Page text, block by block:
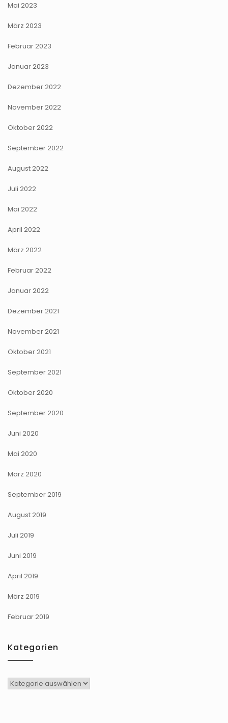
Mai 2023
März 2023
Februar 2023
Januar 2023
Dezember 2022
November 2022
Oktober 2022
September 2022
August 2022
Juli 2022
Mai 2022
April 2022
März 2022
Februar 2022
Januar 2022
Dezember 2021
November 2021
Oktober 2021
September 2021
Oktober 2020
September 2020
Juni 2020
Mai 2020
März 2020
September 2019
August 2019
Juli 2019
Juni 2019
April 2019
März 2019
Februar 2019
Kategorien
Kategorien